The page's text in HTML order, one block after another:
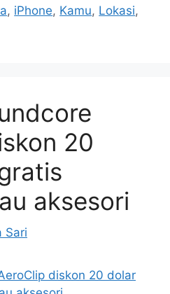
, iPhone, Kamu, Lokasi,
20
aksesori
Sari